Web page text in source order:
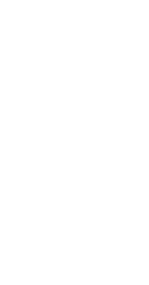
認後、お返し
られない場